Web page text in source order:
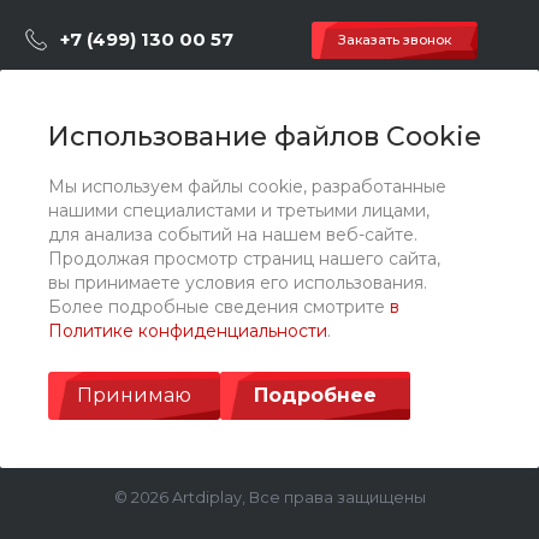
Использование файлов Cookie
Мы используем файлы cookie, разработанные
нашими специалистами и третьими лицами,
для анализа событий на нашем веб-сайте.
Продолжая просмотр страниц нашего сайта,
вы принимаете условия его использования.
Более подробные сведения смотрите в
Политике конфиденциальности.
Принимаю Подробнее
+7 (499) 130 00 57 Заказать звонок
г. Москва, Марксистская 3 стр.2
О компании
Каталог
Услуги
© 2026 Artdiplay, Все права защищены